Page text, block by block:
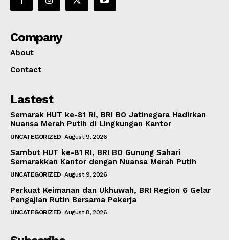
Company
About
Contact
Lastest
Semarak HUT ke-81 RI, BRI BO Jatinegara Hadirkan
Nuansa Merah Putih di Lingkungan Kantor
UNCATEGORIZED August 9, 2026
Sambut HUT ke-81 RI, BRI BO Gunung Sahari
Semarakkan Kantor dengan Nuansa Merah Putih
UNCATEGORIZED August 9, 2026
Perkuat Keimanan dan Ukhuwah, BRI Region 6 Gelar
Pengajian Rutin Bersama Pekerja
UNCATEGORIZED August 8, 2026